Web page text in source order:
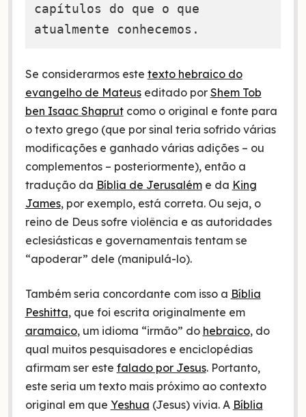
capítulos do que o que
atualmente conhecemos.
Se considerarmos este texto hebraico do
evangelho de Mateuseditado por Shem Tob
ben Isaac Shaprutcomo o original e fonte para
o texto grego (que por sinal teria sofrido várias
modificações e ganhado várias adições – ou
complementos – posteriormente), então a
tradução da Bíblia de Jerusaléme da King
James, por exemplo, está correta. Ou seja, o
reino de Deus sofre violência e as autoridades
eclesiásticas e governamentais tentam se
“apoderar” dele (manipulá-lo).
Também seria concordante com isso a Bíblia
Peshitta, que foi escrita originalmente em
aramaico, um idioma “irmão” do hebraico, do
qual muitos pesquisadores e enciclopédias
afirmam ser este falado por Jesus. Portanto,
este seria um texto mais próximo ao contexto
original em que Yeshua (Jesus) vivia. A Bíblia